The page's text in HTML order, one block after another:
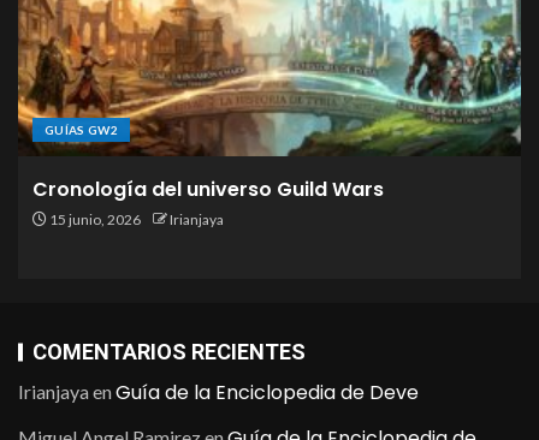
GUÍAS GW2
Cronología del universo Guild Wars
15 junio, 2026 Irianjaya
COMENTARIOS RECIENTES
IrianjayaenGuía de la Enciclopedia de Deve